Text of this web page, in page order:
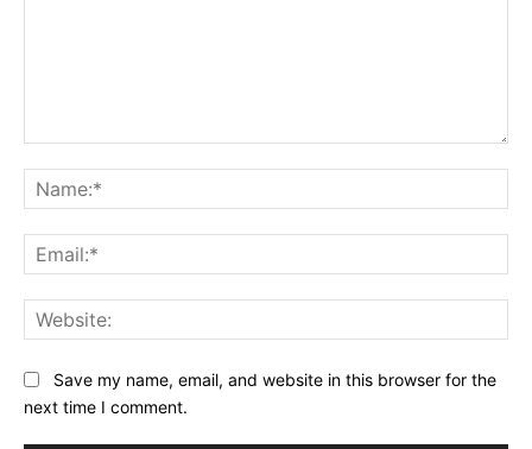
Save my name, email, and website in this browser for the
next time I comment.